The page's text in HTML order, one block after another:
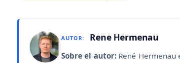
AUTOR: Rene Hermenau
Sobre el autor:René Hermenau